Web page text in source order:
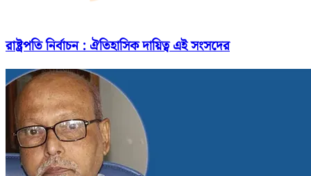
রাষ্ট্রপতি নির্বাচন : ঐতিহাসিক দায়িত্ব এই সংসদের